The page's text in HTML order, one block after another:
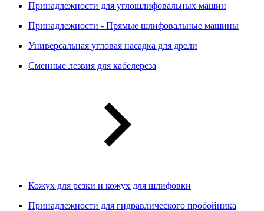
Принадлежности для углошлифовальных машин
Принадлежности - Прямые шлифовальные машины
Универсальная угловая насадка для дрели
Сменные лезвия для кабелереза
Кожух для резки и кожух для шлифовки
Принадлежности для гидравлического пробойника